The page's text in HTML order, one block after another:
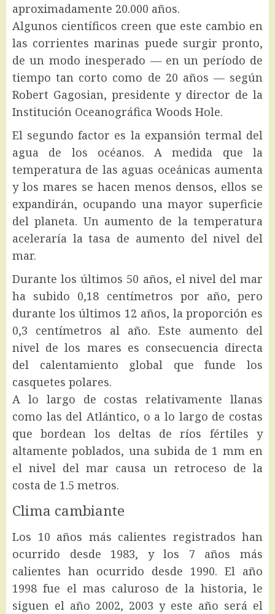
aproximadamente 20.000 años.
Algunos científicos creen que este cambio en
las corrientes marinas puede surgir pronto,
de un modo inesperado — en un período de
tiempo tan corto como de 20 años — según
Robert Gagosian, presidente y director de la
Institución Oceanográfica Woods Hole.
El segundo factor es la expansión termal del
agua de los océanos. A medida que la
temperatura de las aguas oceánicas aumenta
y los mares se hacen menos densos, ellos se
expandirán, ocupando una mayor superficie
del planeta. Un aumento de la temperatura
aceleraría la tasa de aumento del nivel del
mar.
Durante los últimos 50 años, el nivel del mar
ha subido 0,18 centímetros por año, pero
durante los últimos 12 años, la proporción es
0,3 centímetros al año. Este aumento del
nivel de los mares es consecuencia directa
del calentamiento global que funde los
casquetes polares.
A lo largo de costas relativamente llanas
como las del Atlántico, o a lo largo de costas
que bordean los deltas de ríos fértiles y
altamente poblados, una subida de 1 mm en
el nivel del mar causa un retroceso de la
costa de 1.5 metros.
Clima cambiante
Los 10 años más calientes registrados han
ocurrido desde 1983, y los 7 años más
calientes han ocurrido desde 1990. El año
1998 fue el mas caluroso de la historia, le
siguen el año 2002, 2003 y este año será el